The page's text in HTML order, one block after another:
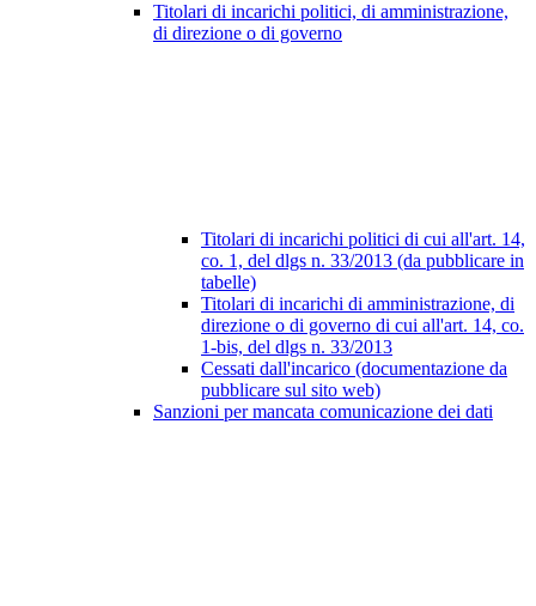
Titolari di incarichi politici, di amministrazione,
di direzione o di governo
Titolari di incarichi politici di cui all'art. 14,
co. 1, del dlgs n. 33/2013 (da pubblicare in
tabelle)
Titolari di incarichi di amministrazione, di
direzione o di governo di cui all'art. 14, co.
1-bis, del dlgs n. 33/2013
Cessati dall'incarico (documentazione da
pubblicare sul sito web)
Sanzioni per mancata comunicazione dei dati